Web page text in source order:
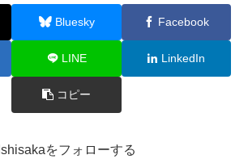
Bluesky Facebook
LINE LinkedIn
コピー
Ishisakaをフォローする